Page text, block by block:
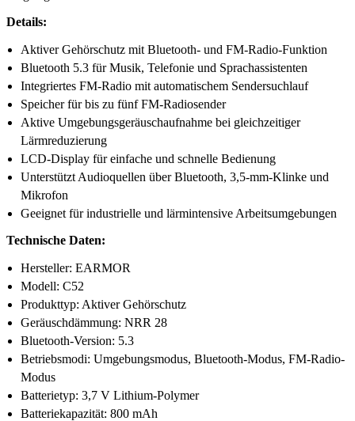
Details:
Aktiver Gehörschutz mit Bluetooth- und FM-Radio-Funktion
Bluetooth 5.3 für Musik, Telefonie und Sprachassistenten
Integriertes FM-Radio mit automatischem Sendersuchlauf
Speicher für bis zu fünf FM-Radiosender
Aktive Umgebungsgeräuschaufnahme bei gleichzeitiger
Lärmreduzierung
LCD-Display für einfache und schnelle Bedienung
Unterstützt Audioquellen über Bluetooth, 3,5-mm-Klinke und
Mikrofon
Geeignet für industrielle und lärmintensive Arbeitsumgebungen
Technische Daten:
Hersteller: EARMOR
Modell: C52
Produkttyp: Aktiver Gehörschutz
Geräuschdämmung: NRR 28
Bluetooth-Version: 5.3
Betriebsmodi: Umgebungsmodus, Bluetooth-Modus, FM-Radio-
Modus
Batterietyp: 3,7 V Lithium-Polymer
Batteriekapazität: 800 mAh